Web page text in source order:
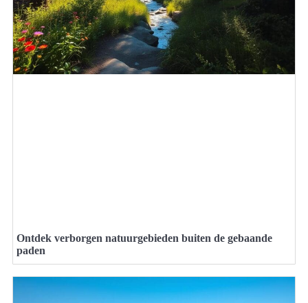
Ontdek verborgen natuurgebieden buiten de gebaande
paden